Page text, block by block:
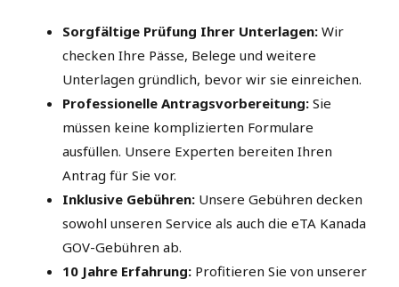
Sorgfältige Prüfung Ihrer Unterlagen: Wir
checken Ihre Pässe, Belege und weitere
Unterlagen gründlich, bevor wir sie einreichen.
Professionelle Antragsvorbereitung: Sie
müssen keine komplizierten Formulare
ausfüllen. Unsere Experten bereiten Ihren
Antrag für Sie vor.
Inklusive Gebühren: Unsere Gebühren decken
sowohl unseren Service als auch die eTA Kanada
GOV-Gebühren ab.
10 Jahre Erfahrung: Profitieren Sie von unserer